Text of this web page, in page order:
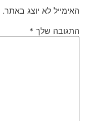
האימייל לא יוצג באתר.
התגובה שלך *